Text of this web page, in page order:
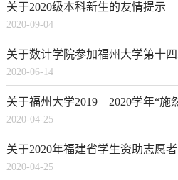
关于2020级本科新生的友情提示
2020-09-04
关于数计学院参加福州大学第十
2020-06-14
关于福州大学2019—2020学年“施
2020-04-25
关于2020年福建省学生资助志愿
2020-04-25